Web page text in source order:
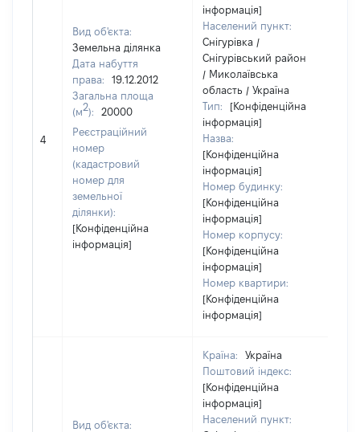
4
Вид об'єкта:
Земельна ділянка
Дата набуття
права:
19.12.2012
Загальна площа
(м2):
20000
Реєстраційний
номер
(кадастровий
номер для
земельної
ділянки):
[Конфіденційна
інформація]
інформація]
Населений пункт:
Снігурівка /
Снігурівський район
/ Миколаївська
область / Україна
Тип:
[Конфіденційна
інформація]
Назва:
[Конфіденційна
інформація]
Номер будинку:
[Конфіденційна
інформація]
Номер корпусу:
[Конфіденційна
інформація]
Номер квартири:
[Конфіденційна
інформація]
Вид об'єкта:
Країна:
Україна
Поштовий індекс:
[Конфіденційна
інформація]
Населений пункт: